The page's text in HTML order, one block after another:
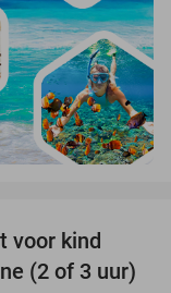
voor kind
(2 of 3 uur)